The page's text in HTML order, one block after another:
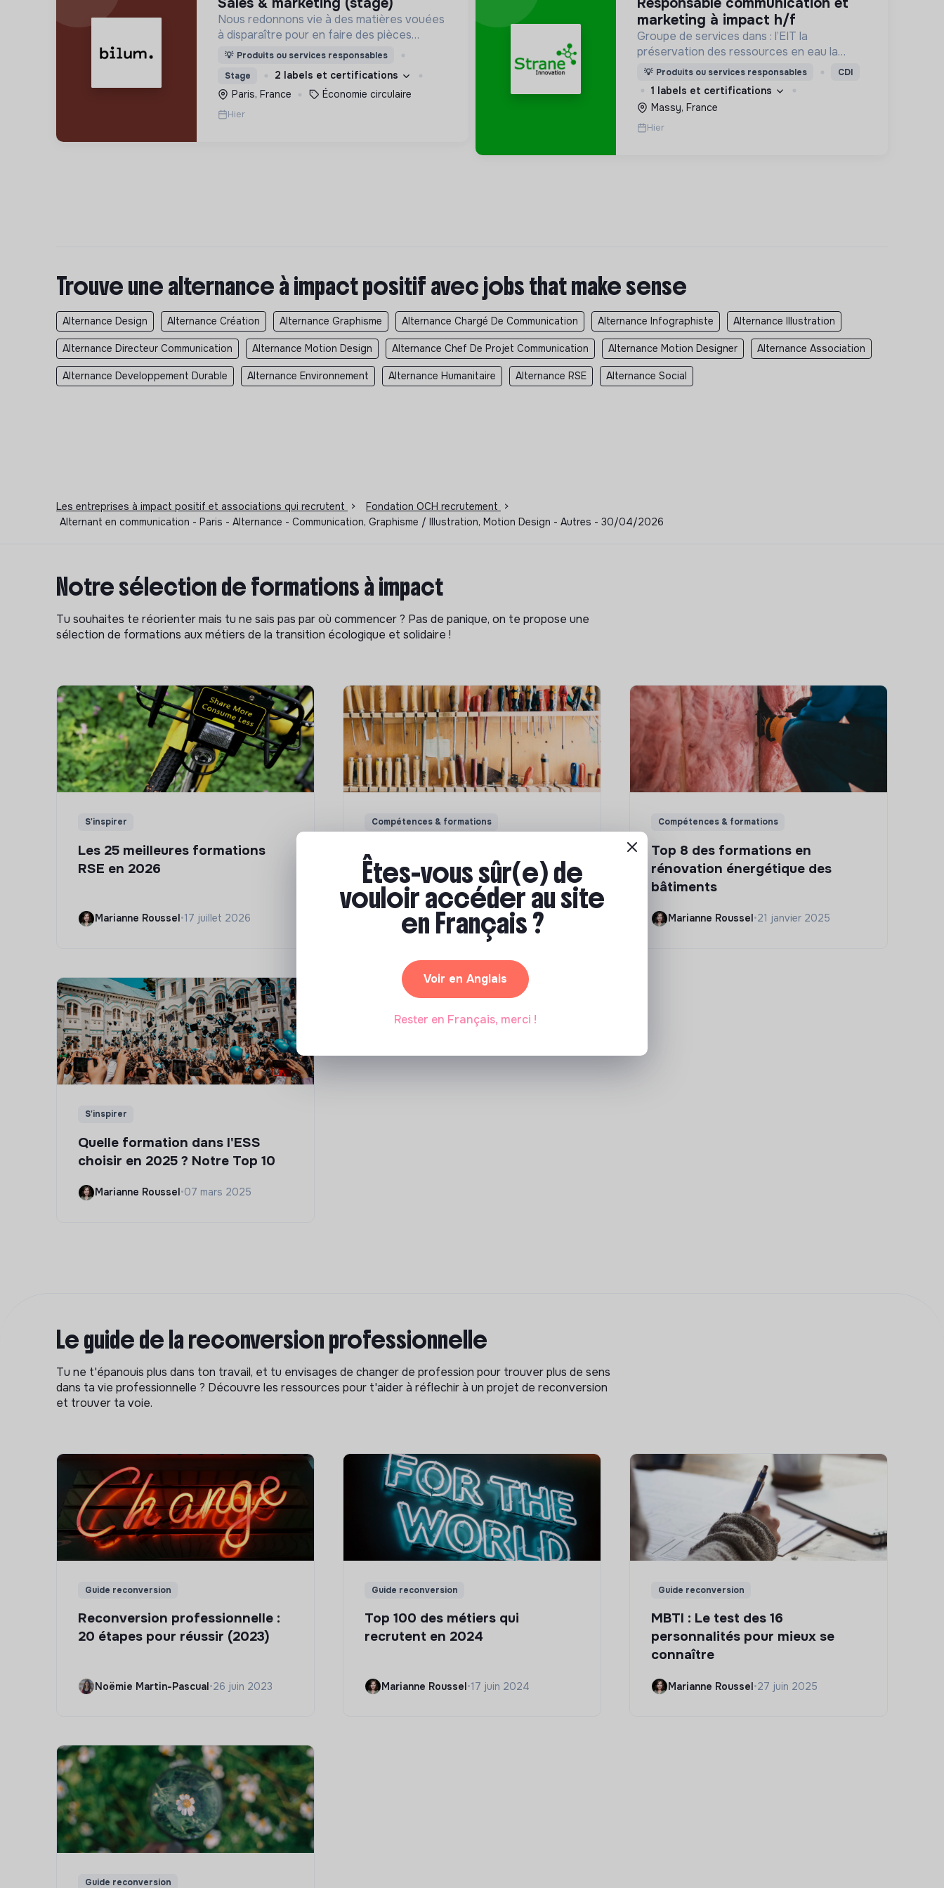
Nous redonnons vie à des matières vouées
à disparaître pour en faire des pièces
uniques et originales. Notre manufacture
l’économie sociale et solidaire.
💡 Produits ou services responsables
Stage
2 labels et certifications
Paris, France
Économie circulaire
Hier
marketing à impact h/f
Groupe de services dans : l’EIT la
préservation des ressources en eau la
prévention des inondations l’agriculture
durable et les écosystèmes terrestres les
sciences cognitives
💡 Produits ou services responsables CDI
1 labels et certifications
Massy, France
Hier
Trouve une alternance à impact positif avec jobs that make sense
Alternance Design Alternance Création Alternance Graphisme Alternance Chargé De Communication Alternance Infographiste Alternance Illustration
Alternance Directeur Communication Alternance Motion Design Alternance Chef De Projet Communication Alternance Motion Designer Alternance Association
Alternance Developpement Durable Alternance Environnement Alternance Humanitaire Alternance RSE Alternance Social
Les entreprises à impact positif et associations qui recrutent > Fondation OCH recrutement
>
Alternant en communication - Paris - Alternance - Communication, Graphisme / Illustration, Motion Design - Autres - 30/04/2026
Notre sélection de formations à impact
Tu souhaites te réorienter mais tu ne sais pas par où commencer ? Pas de panique, on te propose une
sélection de formations aux métiers de la transition écologique et solidaire !
S'inspirer
Les 25 meilleures formations
RSE en 2026
Marianne Roussel•17 juillet 2026
Compétences & formations
Comment se former à la
transition écologique ?
Marianne Roussel•09 janvier 2024
Compétences & formations
Top 8 des formations en
rénovation énergétique des
bâtiments
Marianne Roussel•21 janvier 2025
S'inspirer
Quelle formation dans l'ESS
choisir en 2025 ? Notre Top 10
Marianne Roussel•07 mars 2025
Le guide de la reconversion professionnelle
Tu ne t'épanouis plus dans ton travail, et tu envisages de changer de profession pour trouver plus de sens
dans ta vie professionnelle ? Découvre les ressources pour t'aider à réflechir à un projet de reconversion
et trouver ta voie.
Guide reconversion
Reconversion professionnelle :
20 étapes pour réussir (2023)
Noëmie Martin-Pascual•26 juin 2023
Guide reconversion
Top 100 des métiers qui
recrutent en 2024
Marianne Roussel•17 juin 2024
Guide reconversion
MBTI : Le test des 16
personnalités pour mieux se
connaître
Marianne Roussel•27 juin 2025
Guide reconversion
Êtes-vous sûr(e) de
vouloir accéder au site
en Français ?
Voir en Anglais
Rester en Français, merci !